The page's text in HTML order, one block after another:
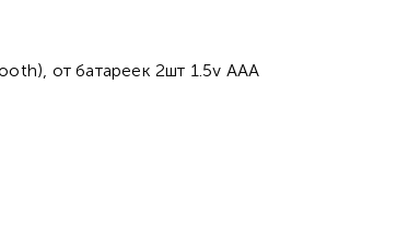
от батареек 2шт 1.5v AAA